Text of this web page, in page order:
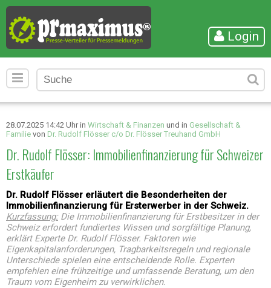
Login
28.07.2025 14:42 Uhr in Wirtschaft & Finanzen und in Gesellschaft &
Familie von Dr. Rudolf Flösser c/o Dr. Flösser Treuhand GmbH
Dr. Rudolf Flösser: Immobilienfinanzierung für Schweizer
Erstkäufer
Dr. Rudolf Flösser erläutert die Besonderheiten der
Immobilienfinanzierung für Ersterwerber in der Schweiz.
Kurzfassung:Die Immobilienfinanzierung für Erstbesitzer in der
Schweiz erfordert fundiertes Wissen und sorgfältige Planung,
erklärt Experte Dr. Rudolf Flösser. Faktoren wie
Eigenkapitalanforderungen, Tragbarkeitsregeln und regionale
Unterschiede spielen eine entscheidende Rolle. Experten
empfehlen eine frühzeitige und umfassende Beratung, um den
Traum vom Eigenheim zu verwirklichen.